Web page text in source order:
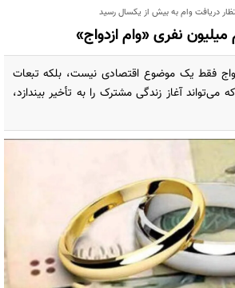
دریافت وام به بیش از یکسال رسید
نفری «وام ازدواج»
فقط یک موضوع اقتصادی نیست، بلکه تبعات
می‌تواند آغاز زندگی مشترک را به تأخیر بیندازد،